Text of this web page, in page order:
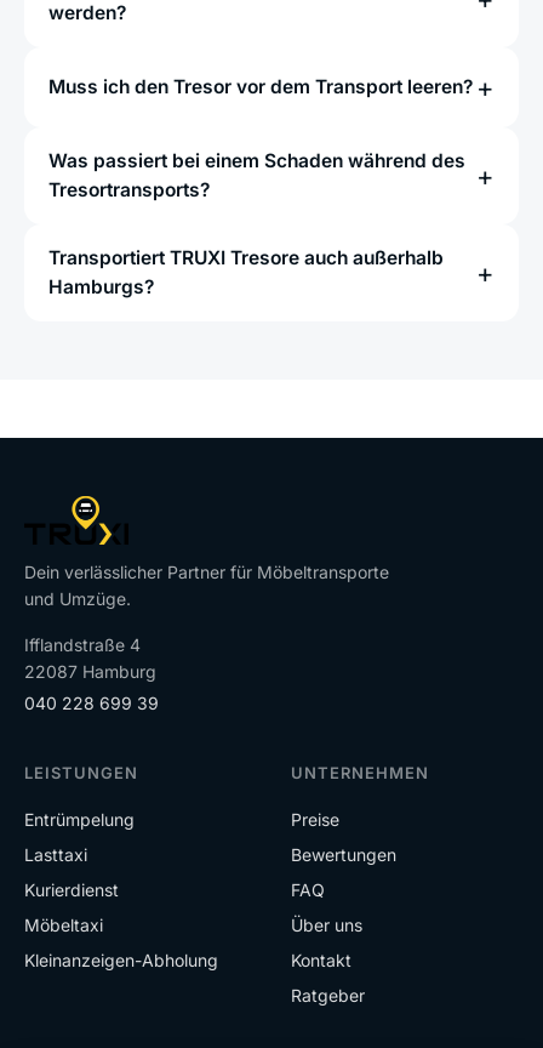
werden?
Muss ich den Tresor vor dem Transport leeren?
Was passiert bei einem Schaden während des
Tresortransports?
Transportiert TRUXI Tresore auch außerhalb
Hamburgs?
Dein verlässlicher Partner für Möbeltransporte
und Umzüge.
Ifflandstraße 4
22087 Hamburg
040 228 699 39
LEISTUNGEN
Entrümpelung
Lasttaxi
Kurierdienst
Möbeltaxi
Kleinanzeigen-Abholung
UNTERNEHMEN
Preise
Bewertungen
FAQ
Über uns
Kontakt
Ratgeber